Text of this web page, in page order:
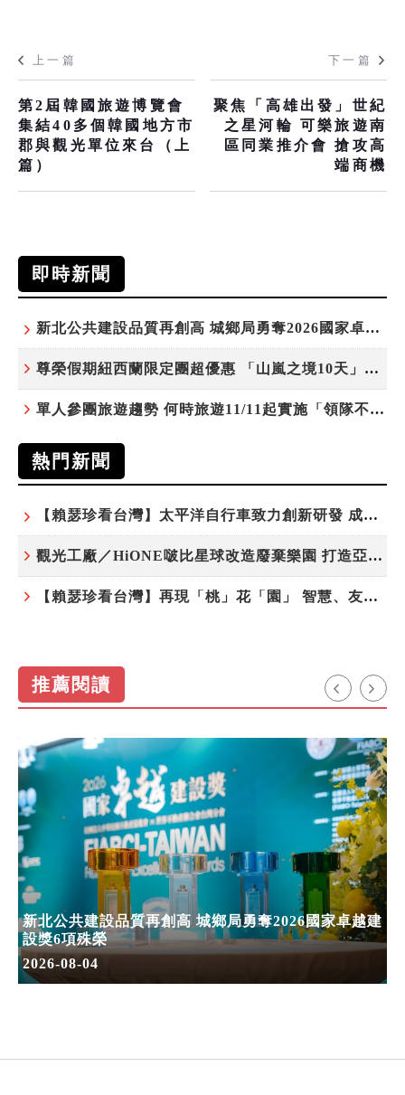
上一篇
第2屆韓國旅遊博覽會
集結40多個韓國地方市
郡與觀光單位來台（上
篇）
下一篇
聚焦「高雄出發」世紀
之星河輪 可樂旅遊南
區同業推介會 搶攻高
端商機
即時新聞
新北公共建設品質再創高 城鄉局勇奪2026國家卓越建設獎6項殊榮
尊榮假期紐西蘭限定團超優惠 「山嵐之境10天」挑戰市場最高CP值
單人參團旅遊趨勢 何時旅遊11/11起實施「領隊不配房」 落單更免收單房差
熱門新聞
【賴瑟珍看台灣】太平洋自行車致力創新研發 成就台灣隱形冠軍
觀光工廠／HiONE啵比星球改造廢棄樂園 打造亞洲最大寵物天堂
【賴瑟珍看台灣】再現「桃」花「園」 智慧、友善、永續成為桃園遞給國際的名片
推薦閱讀
新北公共建設品質再創高 城鄉局勇奪2026國家卓越建
設獎6項殊榮
2026-08-04